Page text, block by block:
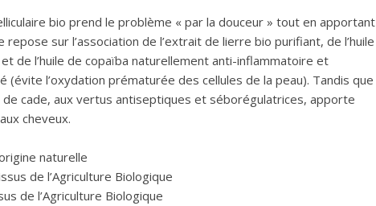
bio prend le problème « par la douceur » tout en apportant
repose sur l’association de l’extrait de lierre bio purifiant, de l’huile
de l’huile de copaïba naturellement anti-inflammatoire et
(évite l’oxydation prématurée des cellules de la peau). Tandis que
de cade, aux vertus antiseptiques et séborégulatrices, apporte
cheveux.
naturelle
de l’Agriculture Biologique
de l’Agriculture Biologique